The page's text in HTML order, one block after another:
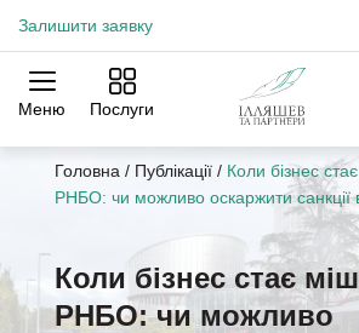
Залишити заявку
Меню Послуги
Практики Галузі
Головна / Публікації/ Коли бізнес
РНБО: чи можливо оскаржити
Коли бізнес стає
РНБО: чи можливо